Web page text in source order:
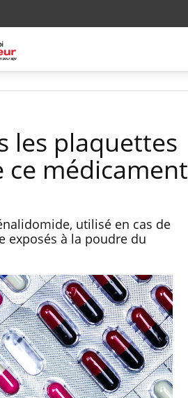
les plaquettes
ce médicament
utilisé en cas de
exposés à la poudre du